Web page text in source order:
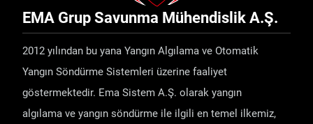
EMA Grup Savunma Mühendislik A.Ş.
2012 yılından bu yana Yangın Algılama ve Otomatik
Yangın Söndürme Sistemleri üzerine faaliyet
göstermektedir. Ema Sistem A.Ş. olarak yangın
algılama ve yangın söndürme ile ilgili en temel ilkemiz,